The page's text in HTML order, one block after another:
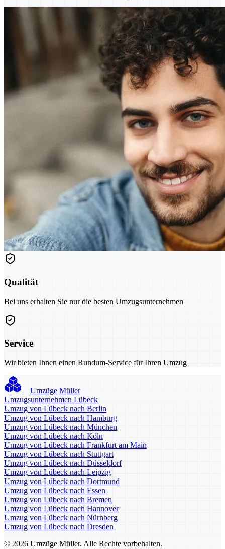
Qualität
Bei uns erhalten Sie nur die besten Umzugsunternehmen
Service
Wir bieten Ihnen einen Rundum-Service für Ihren Umzug
Umzüge Müller
Umzugsunternehmen Lübeck
Umzug von Lübeck nach Berlin
Umzug von Lübeck nach Hamburg
Umzug von Lübeck nach München
Umzug von Lübeck nach Köln
Umzug von Lübeck nach Frankfurt am Main
Umzug von Lübeck nach Stuttgart
Umzug von Lübeck nach Düsseldorf
Umzug von Lübeck nach Leipzig
Umzug von Lübeck nach Dortmund
Umzug von Lübeck nach Essen
Umzug von Lübeck nach Bremen
Umzug von Lübeck nach Hannover
Umzug von Lübeck nach Nürnberg
Umzug von Lübeck nach Dresden
© 2026 Umzüge Müller. Alle Rechte vorbehalten.